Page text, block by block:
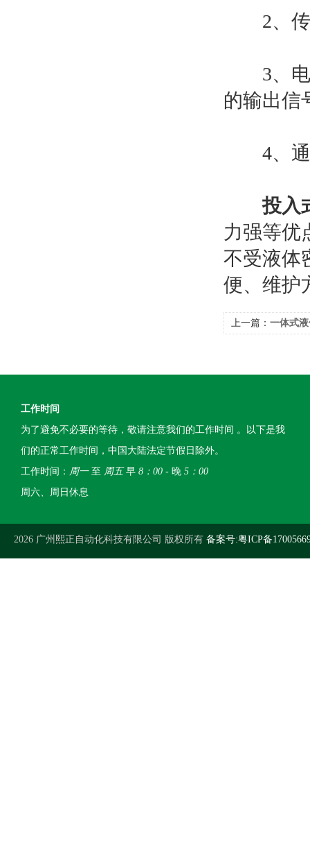
2、传
3、电
的输出信
4、通
投入
力强等优
不受液体
便、维护
上一篇： 一体式
工作时间
为了避免不必要的等待，敬请注意我们的工作时间 。以下是我
们的正常工作时间，中国大陆法定节假日除外。
工作时间： 周一至 周五早 8：00 - 晚 5：00
周六、周日休息
2026 广州熙正自动化科技有限公司 版权所有 备案号:粤ICP备